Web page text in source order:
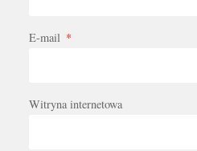
E-mail *
Witryna internetowa